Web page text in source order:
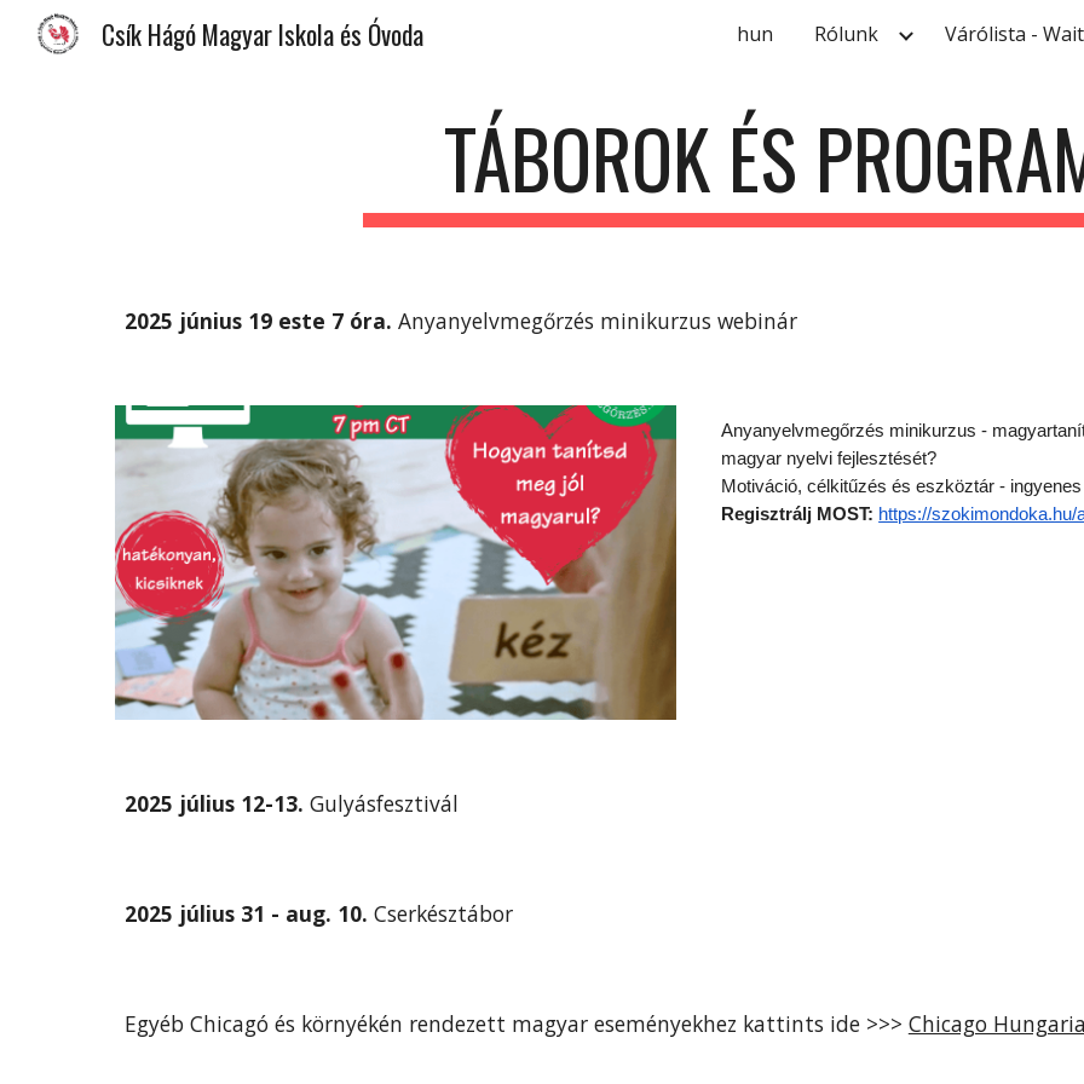
Skip to
Csík Hágó Magyar Iskola és Óvoda hun Rólunk Várólista -
TÁBOROK ÉS
2025 június 19 este 7 óra. Anyanyelvmegőrzés minikurzus webinár
Anyanyelvmegőrzés minikurzus -
magyar nyelvi fejlesztését?
Motiváció, célkitűzés és eszköztár -
Regisztrálj MOST: https://
2025 július 12-13. Gulyásfesztivál
2025 július 31 - aug. 10. Cserkésztábor
Egyéb Chicagó és környékén rendezett magyar eseményekhez kattints ide >>> Chicago